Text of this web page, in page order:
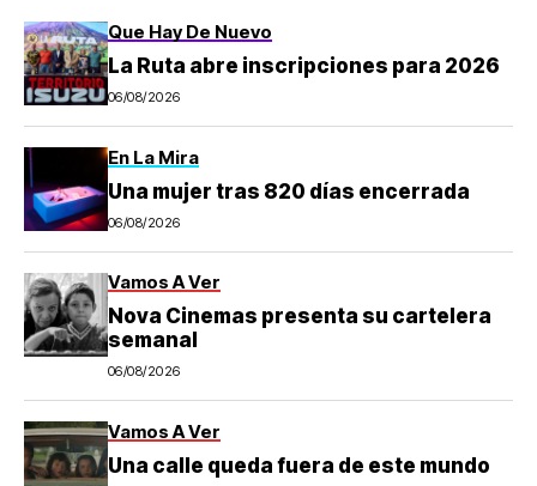
Que Hay De Nuevo
La Ruta abre inscripciones para 2026
06/08/2026
En La Mira
Una mujer tras 820 días encerrada
06/08/2026
Vamos A Ver
Nova Cinemas presenta su cartelera
semanal
06/08/2026
Vamos A Ver
Una calle queda fuera de este mundo